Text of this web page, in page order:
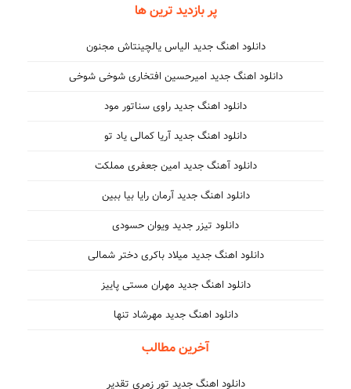
پر بازدید ترین ها
دانلود اهنگ جدید الیاس یالچینتاش مجنون
دانلود اهنگ جدید امیرحسین افتخاری شوخی شوخی
دانلود اهنگ جدید راوی سناتور مود
دانلود اهنگ جدید آریا کمالی یاد تو
دانلود آهنگ جدید امین جعفری مملکت
دانلود اهنگ جدید آرمان رایا بیا ببین
دانلود تیزر جدید ویوان حسودی
دانلود اهنگ جدید میلاد باکری دختر شمالی
دانلود اهنگ جدید مهران مستی پاییز
دانلود اهنگ جدید مهرشاد تنها
آخرین مطالب
دانلود اهنگ جدید تور زمری تقدیر